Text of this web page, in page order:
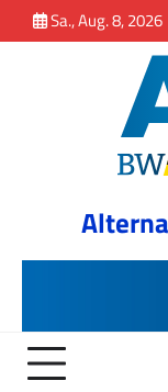
springen
to
Sa., Aug. 8, 2026